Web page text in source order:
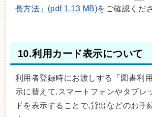
長方法」(pdf 1.13 MB)をご確認くだ
10.利用カード表示について
利用者登録時にお渡しする「図書利
示に替えて,スマートフォンやタブレ
ドを表示することで,貸出などのお手